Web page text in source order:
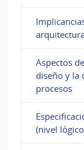
Aspectos
diseño y la
procesos
(nivel